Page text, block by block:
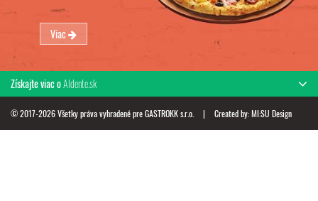
Viac
Získajte viac oAldente.sk
© 2017-2026 Všetky práva vyhradené pre GASTROKK s.r.o. | Created by:MI:SU Design